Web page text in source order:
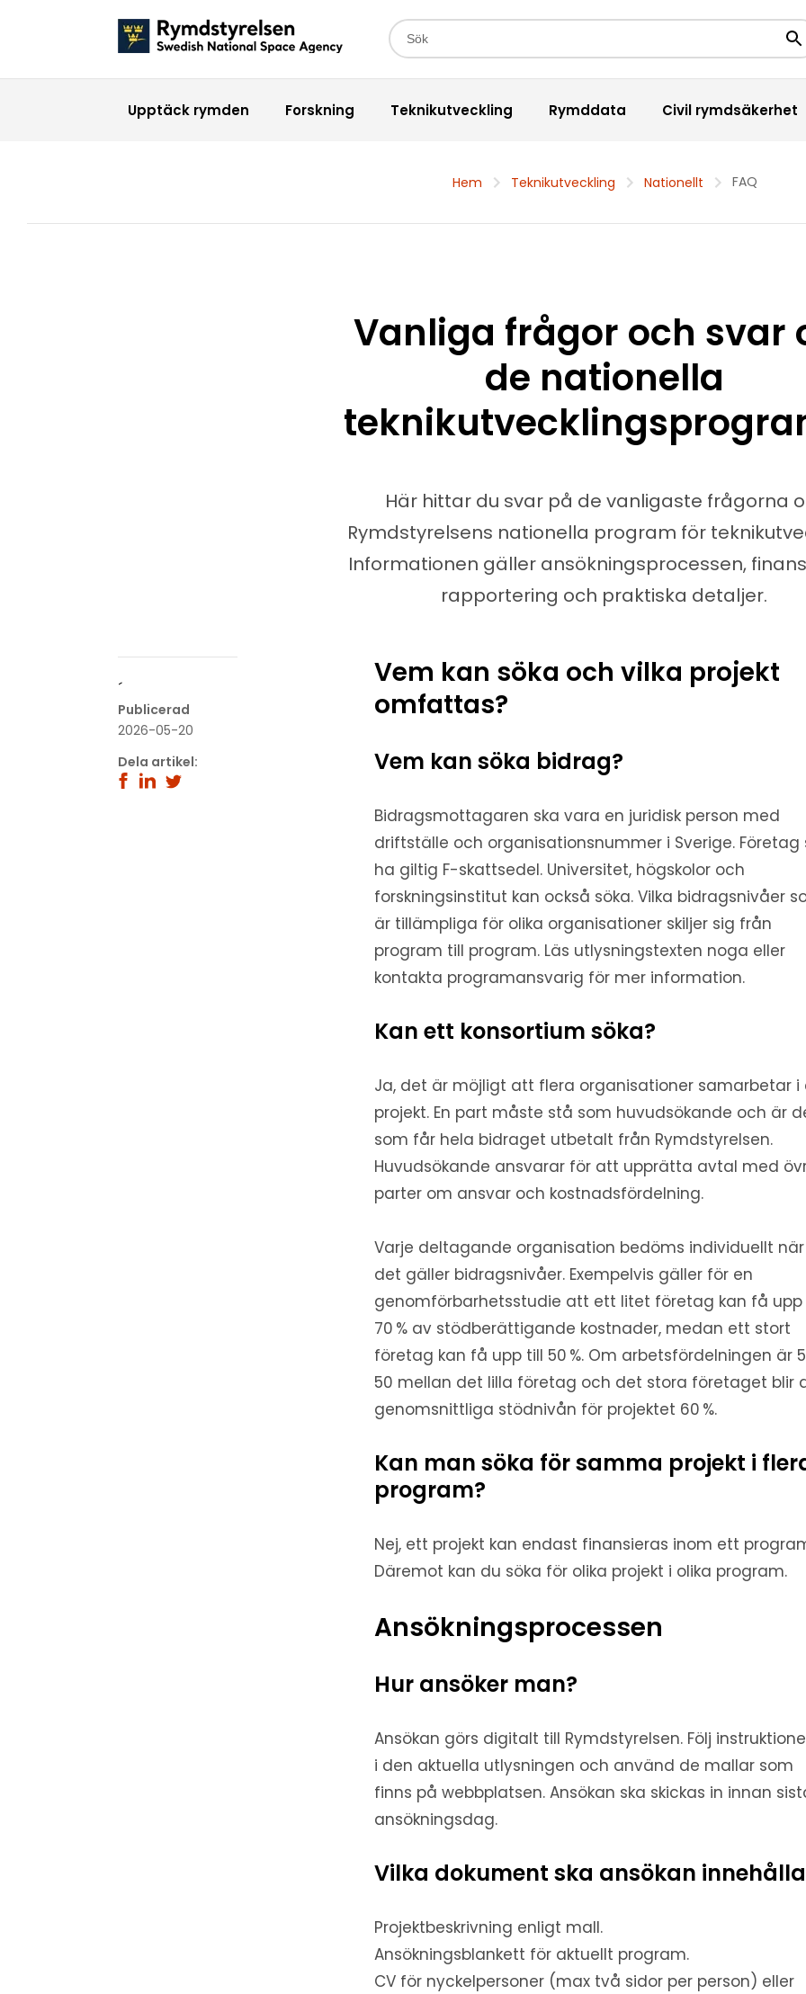
Sökfält
Upptäck rymden Forskning Teknikutveckling Rymddata Civil rymdsäkerhet
Hem Teknikutveckling Nationellt FAQ
Vanliga frågor och svar
de nationella
Här hittar du svar på de vanligaste frågorna
Rymdstyrelsens nationella program för
Informationen gäller ansökningsprocessen,
rapportering och praktiska detaljer.
´
Publicerad
2026-05-20
Dela artikel:
Vem kan söka och vilka projekt
omfattas?
Vem kan söka bidrag?
Bidragsmottagaren ska vara en juridisk person med
driftställe och organisationsnummer i Sverige. Företag
ha giltig F-skattsedel. Universitet, högskolor och
forskningsinstitut kan också söka. Vilka bidragsnivåer
är tillämpliga för olika organisationer skiljer sig från
program till program. Läs utlysningstexten noga eller
kontakta programansvarig för mer information.
Kan ett konsortium söka?
Ja, det är möjligt att flera organisationer samarbetar i
projekt. En part måste stå som huvudsökande och är
som får hela bidraget utbetalt från Rymdstyrelsen.
Huvudsökande ansvarar för att upprätta avtal med
parter om ansvar och kostnadsfördelning.
Varje deltagande organisation bedöms individuellt när
det gäller bidragsnivåer. Exempelvis gäller för en
genomförbarhetsstudie att ett litet företag kan få upp
70 % av stödberättigande kostnader, medan ett stort
företag kan få upp till 50 %. Om arbetsfördelningen är
50 mellan det lilla företag och det stora företaget blir
genomsnittliga stödnivån för projektet 60 %.
Kan man söka för samma projekt i
program?
Nej, ett projekt kan endast finansieras inom ett
Däremot kan du söka för olika projekt i olika program.
Ansökningsprocessen
Hur ansöker man?
Ansökan görs digitalt till Rymdstyrelsen. Följ
i den aktuella utlysningen och använd de mallar som
finns på webbplatsen. Ansökan ska skickas in innan
ansökningsdag.
Vilka dokument ska ansökan
Projektbeskrivning enligt mall.
Ansökningsblankett för aktuellt program.
CV för nyckelpersoner (max två sidor per person) eller